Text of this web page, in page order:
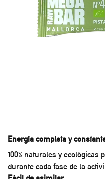
Energía completa y
100% naturales y
durante cada fase de la